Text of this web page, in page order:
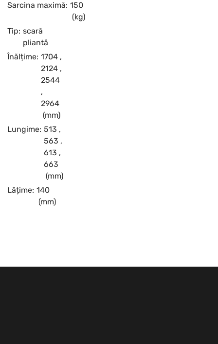
Sarcina maximă: 150
(kg)
Tip: scară
pliantă
Înălțime: 1704 ,
2124 ,
2544
,
2964
(mm)
Lungime: 513 ,
563 ,
613 ,
663
(mm)
Lățime: 140
(mm)